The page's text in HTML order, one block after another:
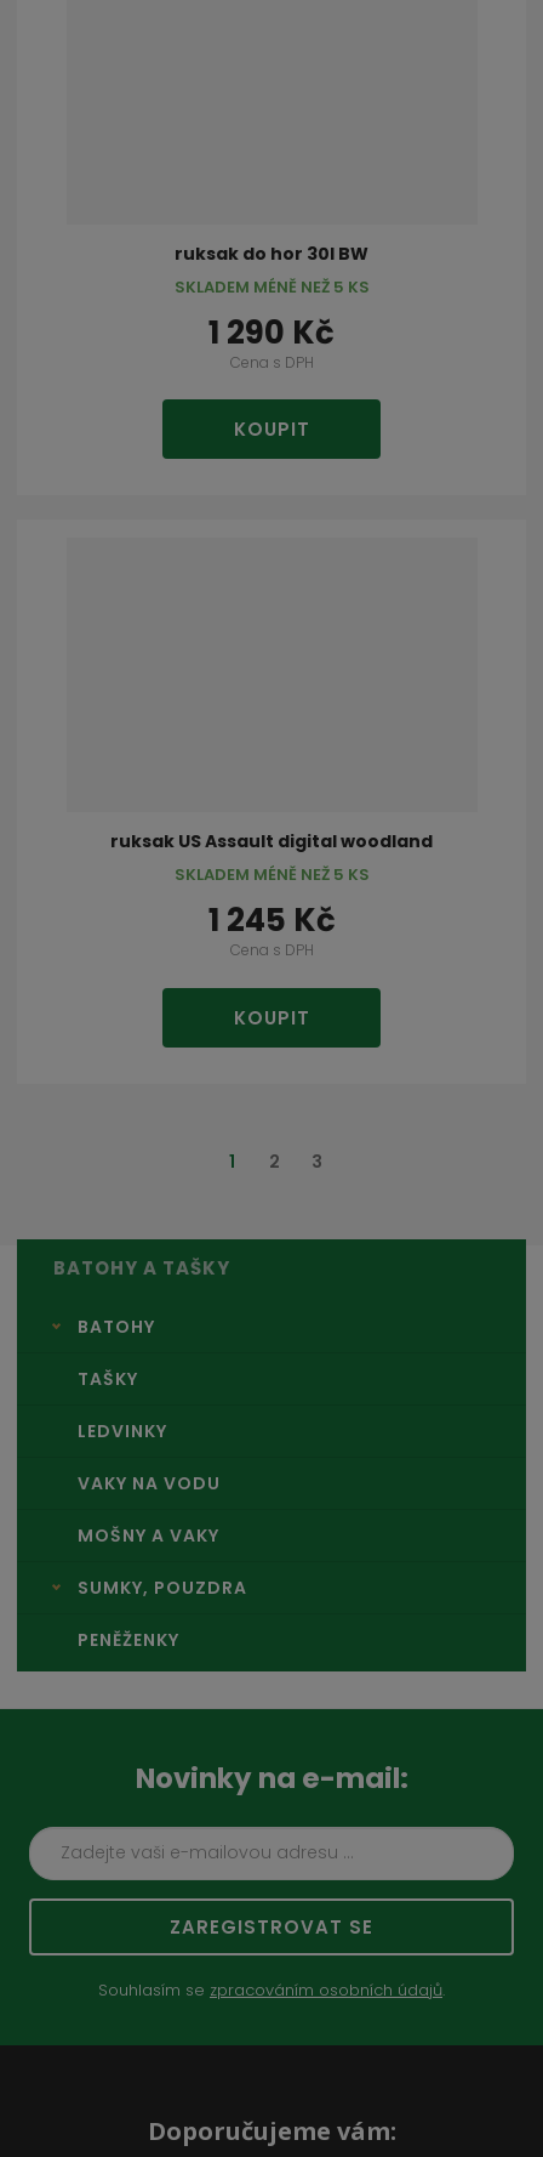
ruksak do hor 30l BW
1 290 Kč
Cena s DPH
KOUPIT
SKLADEM MÉNĚ NEŽ 5 KS
ruksak US Assault digital woodland
1 245 Kč
Cena s DPH
KOUPIT
SKLADEM MÉNĚ NEŽ 5 KS
1 2 3
BATOHY A TAŠKY
BATOHY
TAŠKY
LEDVINKY
VAKY NA VODU
MOŠNY A VAKY
SUMKY, POUZDRA
PENĚŽENKY
Novinky na e-mail:
ZAREGISTROVAT SE
Souhlasím se zpracováním osobních údajů.
Doporučujeme vám: